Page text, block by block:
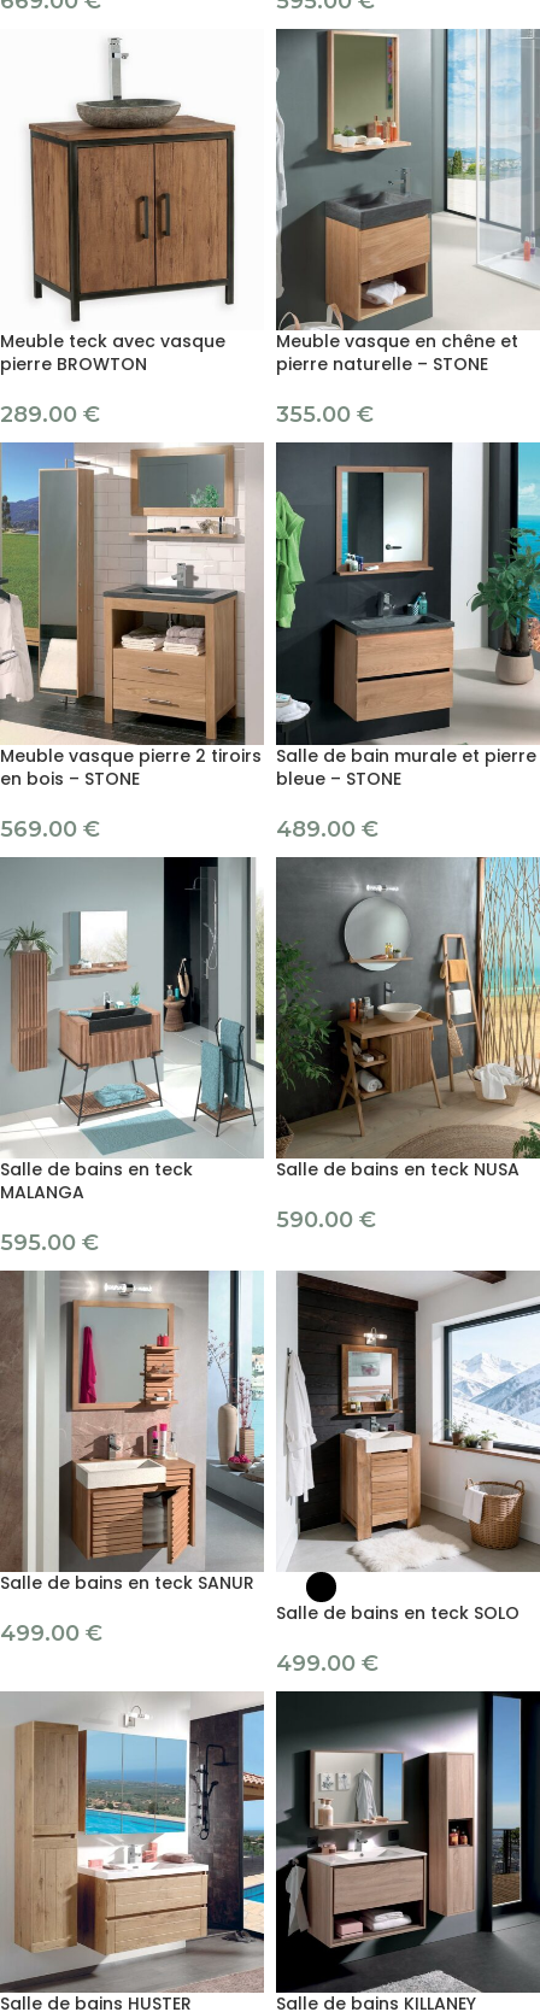
Meuble teck avec vasque
pierre BROWTON
289.00 €
Meuble vasque en chêne et
pierre naturelle – STONE
355.00 €
Meuble vasque pierre 2 tiroirs
en bois – STONE
569.00 €
Salle de bain murale et pierre
bleue – STONE
489.00 €
Salle de bains en teck
MALANGA
595.00 €
Salle de bains en teck NUSA
590.00 €
Salle de bains en teck SANUR
499.00 €
Salle de bains en teck SOLO
499.00 €
Salle de bains HUSTER Salle de bains KILLANEY